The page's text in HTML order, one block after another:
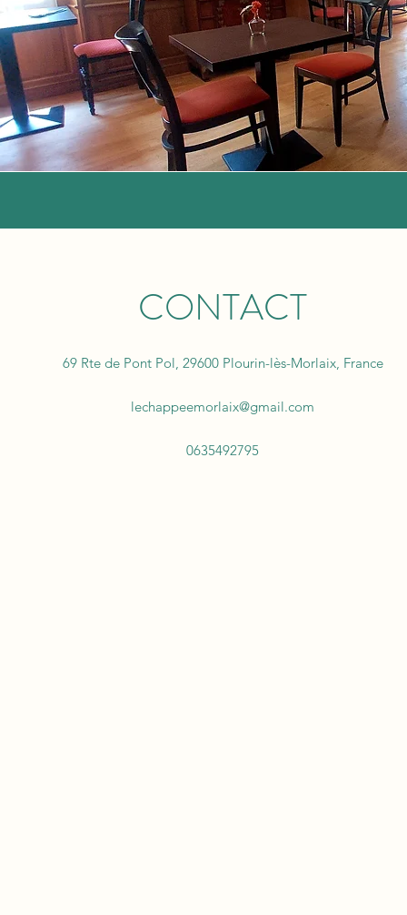
CONTACT
69 Rte de Pont Pol, 29600 Plourin-lès-Morlaix, France
lechappeemorlaix@gmail.com
0635492795